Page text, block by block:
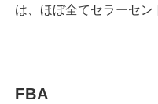
は、ほぼ全てセラーセン
FBA